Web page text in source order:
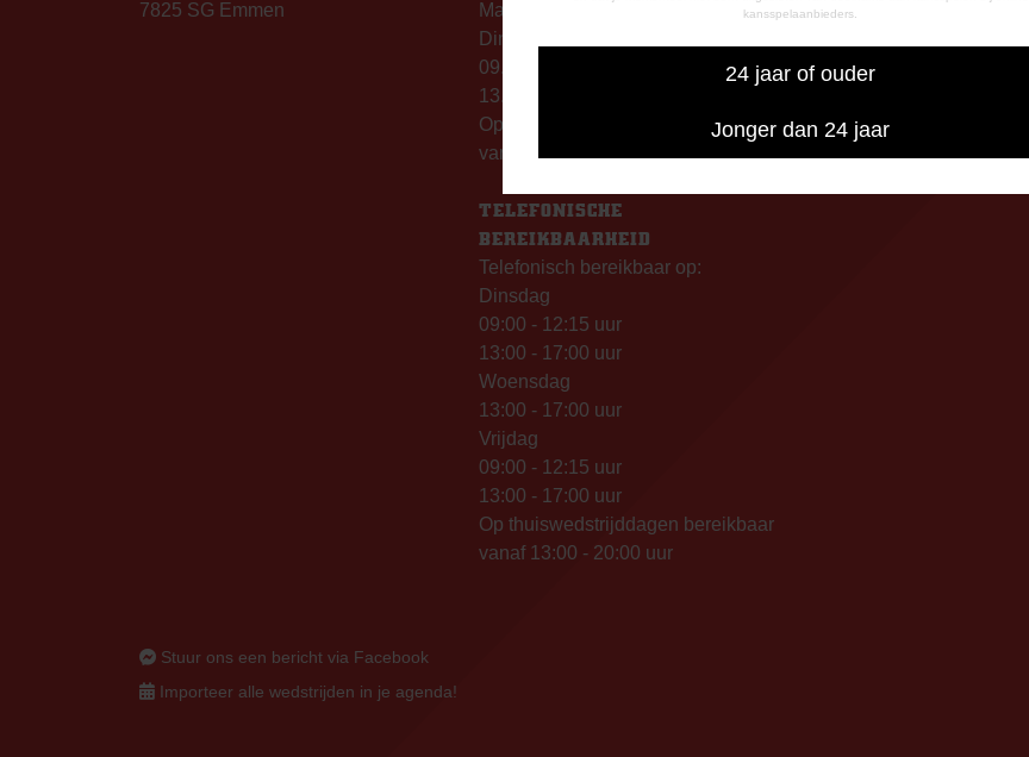
kansspelaanbieders.
24 jaar of ouder
Jonger dan 24 jaar
7825 SG Emmen
Maandag: 09.00 – 17.00 uur
Dinsdag t/m vrijdag:
09.00 – 12.15 uur
13.00 – 17.00 uur
Op thuiswedstrijddagen geopend
vanaf 13.00 uur (i.p.v. 09.00 uur).
TELEFONISCHE
BEREIKBAARHEID
Telefonisch bereikbaar op:
Dinsdag
09:00 - 12:15 uur
13:00 - 17:00 uur
Woensdag
13:00 - 17:00 uur
Vrijdag
09:00 - 12:15 uur
13:00 - 17:00 uur
Op thuiswedstrijddagen bereikbaar
vanaf 13:00 - 20:00 uur
7800 AA Emmen
Stuur ons een bericht via Facebook
Importeer alle wedstrijden in je agenda!